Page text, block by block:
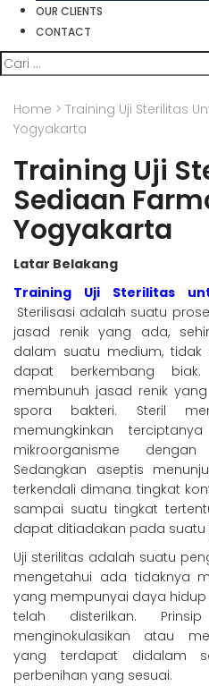
OUR CLIENTS
CONTACT
Cari
untuk:
Home > Training Uji Sterilitas
Yogyakarta
Training Uji
Sediaan
Yogyakarta
Latar Belakang
Training Uji Sterilitas
Sterilisasi adalah suatu
jasad renik yang ada,
dalam suatu medium,
dapat berkembang
membunuh jasad renik
spora bakteri. Steril
memungkinkan
mikroorganisme
Sedangkan aseptis
terkendali dimana tingkat
sampai suatu tingkat
dapat ditiadakan pada suatu
Uji sterilitas adalah suatu
mengetahui ada tidaknya
yang mempunyai daya
telah disterilkan.
menginokulasikan atau
yang terdapat didalam
perbenihan yang sesuai.